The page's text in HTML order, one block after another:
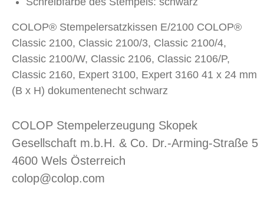
COLOP® Stempelersatzkissen E/2100 COLOP®
Classic 2100, Classic 2100/3, Classic 2100/4,
Classic 2100/W, Classic 2106, Classic 2106/P,
Classic 2160, Expert 3100, Expert 3160 41 x 24 mm
(B x H) dokumentenecht schwarz
COLOP Stempelerzeugung Skopek
Gesellschaft m.b.H. & Co. Dr.-Arming-Straße 5
4600 Wels Österreich
colop@colop.com